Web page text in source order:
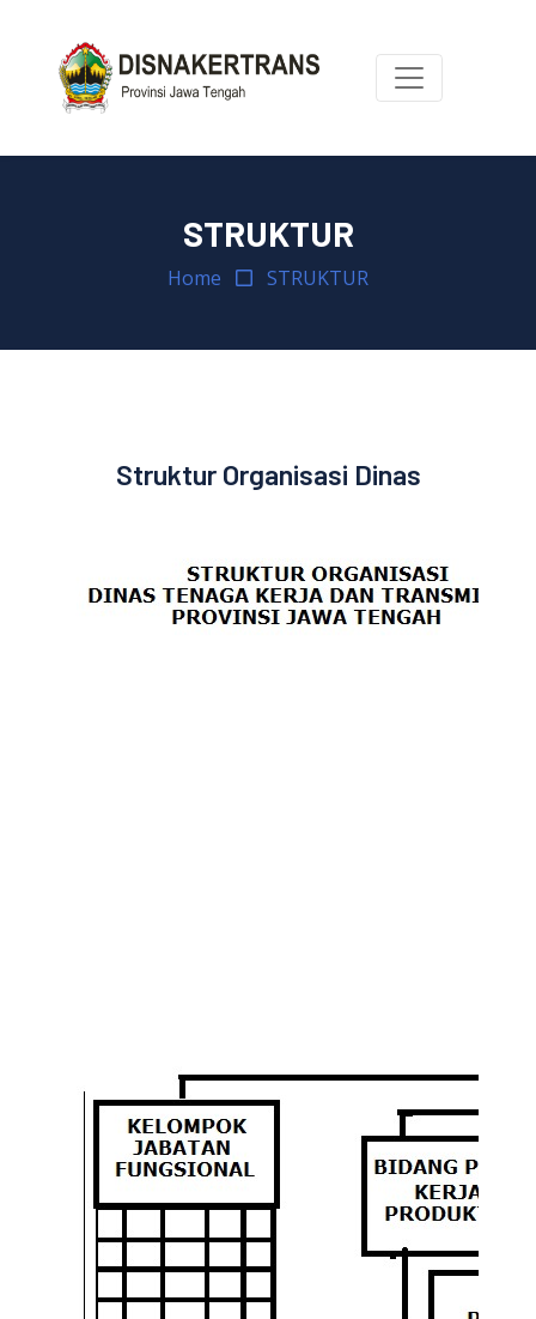
STRUKTUR
Home STRUKTUR
Struktur Organisasi Dinas